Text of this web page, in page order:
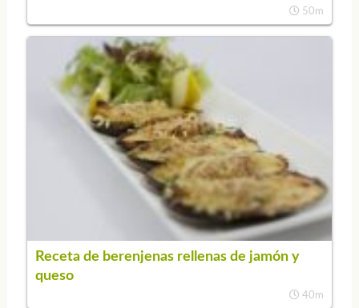
50m
Receta de berenjenas rellenas de jamón y
queso
40m